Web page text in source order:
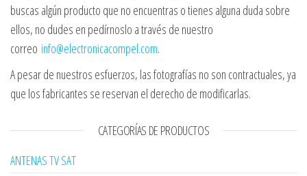
buscas algún producto que no encuentras o tienes alguna duda sobre
ellos, no dudes en pedírnoslo a través de nuestro
correo info@electronicacompel.com.
A pesar de nuestros esfuerzos, las fotografías no son contractuales, ya
que los fabricantes se reservan el derecho de modificarlas.
CATEGORÍAS DE PRODUCTOS
ANTENAS TV SAT